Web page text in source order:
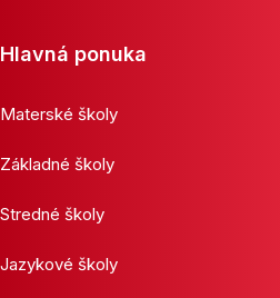
Hlavná ponuka
Materské školy
Základné školy
Stredné školy
Jazykové školy